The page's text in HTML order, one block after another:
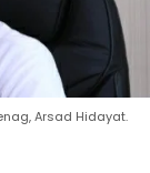
Arsad Hidayat.